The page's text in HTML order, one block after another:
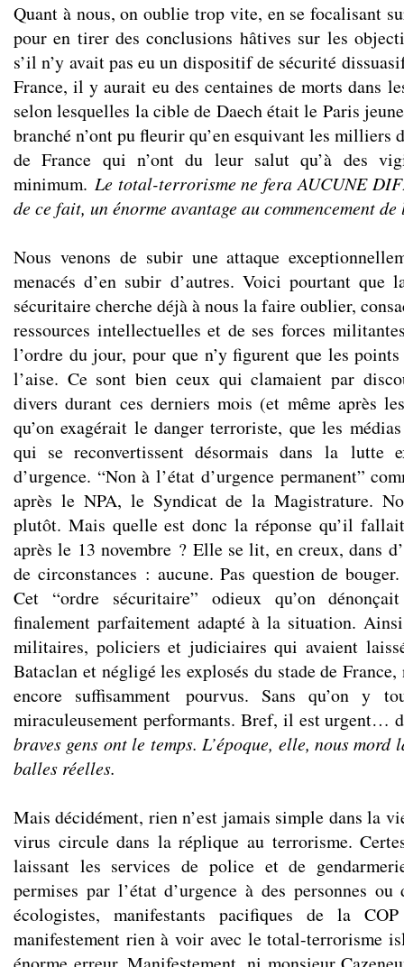
Quant à nous, on oublie trop vite, en se focalisant
pour en tirer des conclusions hâtives sur les
s’il n’y avait pas eu un dispositif de sécurité
France, il y aurait eu des centaines de morts dans
selon lesquelles la cible de Daech était le Paris
branché n’ont pu fleurir qu’en esquivant les milliers
de France qui n’ont du leur salut qu’à des
minimum. Le total-terrorisme ne fera AUCUNE
de ce fait, un énorme avantage au commencement
Nous venons de subir une attaque
menacés d’en subir d’autres. Voici pourtant que
sécuritaire cherche déjà à nous la faire oublier,
ressources intellectuelles et de ses forces
l’ordre du jour, pour que n’y figurent que les
l’aise. Ce sont bien ceux qui clamaient par
divers durant ces derniers mois (et même après
qu’on exagérait le danger terroriste, que les
qui se reconvertissent désormais dans la lutte
d’urgence. “Non à l’état d’urgence permanent”
après le NPA, le Syndicat de la Magistrature.
plutôt. Mais quelle est donc la réponse qu’il
après le 13 novembre ? Elle se lit, en creux, dans
de circonstances : aucune. Pas question de
Cet “ordre sécuritaire” odieux qu’on
finalement parfaitement adapté à la situation.
militaires, policiers et judiciaires qui avaient
Bataclan et négligé les explosés du stade de
encore suffisamment pourvus. Sans qu’on y
miraculeusement performants. Bref, il est urgent…
braves gens ont le temps. L’époque, elle, nous mord
balles réelles.
Mais décidément, rien n’est jamais simple dans la
virus circule dans la réplique au terrorisme.
laissant les services de police et de
permises par l’état d’urgence à des personnes ou
écologistes, manifestants pacifiques de la
manifestement rien à voir avec le total-terrorisme